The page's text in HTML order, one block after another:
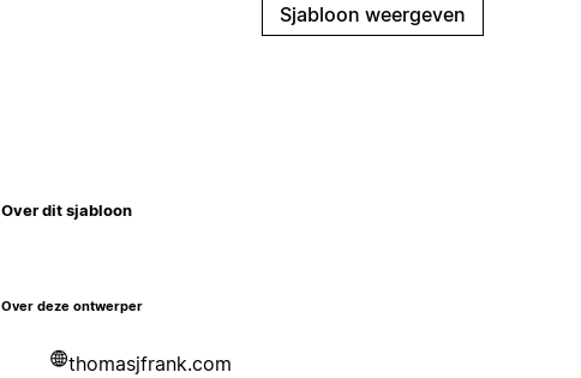
Sjabloon weergeven
Over dit sjabloon
Over deze ontwerper
thomasjfrank.com